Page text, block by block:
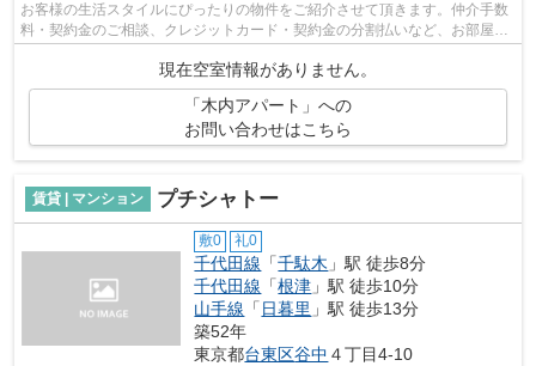
お客様の生活スタイルにぴったりの物件をご紹介させて頂きます。仲介手数
料・契約金のご相談、クレジットカード・契約金の分割払いなど、お部屋探
現在空室情報がありません。
「木内アパート」への
お問い合わせはこちら
賃貸 | マンション プチシャトー
敷0 礼0
千代田線 「千駄木 」駅 徒歩8分
千代田線 「根津 」駅 徒歩10分
山手線 「 日暮里 」駅 徒歩13分
築52年
東京都台東区谷中 ４丁目4-10